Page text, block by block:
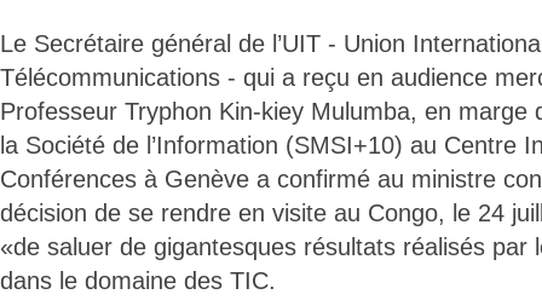
Le Secrétaire général de l’UIT - Union
Télécommunications - qui a reçu en audience
Professeur Tryphon Kin-kiey Mulumba, en marge
la Société de l’Information (SMSI+10) au Centre
Conférences à Genève a confirmé au ministre
décision de se rendre en visite au Congo, le 24
«de saluer de gigantesques résultats réalisés par
dans le domaine des TIC.